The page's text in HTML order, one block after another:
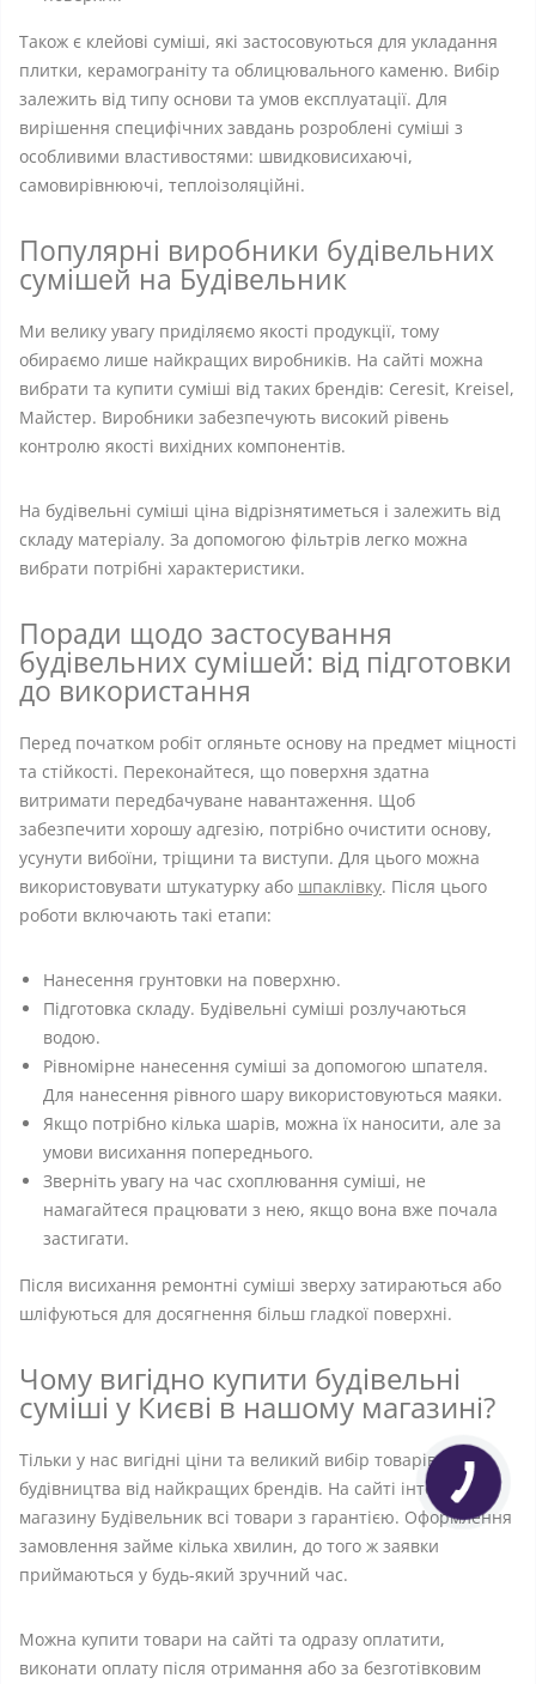
Також є клейові суміші, які застосовуються для укладання
плитки, керамограніту та облицювального каменю. Вибір
залежить від типу основи та умов експлуатації. Для
вирішення специфічних завдань розроблені суміші з
особливими властивостями: швидковисихаючі,
самовирівнюючі, теплоізоляційні.
Популярні виробники будівельних
сумішей на Будівельник
Ми велику увагу приділяємо якості продукції, тому
обираємо лише найкращих виробників. На сайті можна
вибрати та купити суміші від таких брендів: Ceresit, Kreisel,
Майстер. Виробники забезпечують високий рівень
контролю якості вихідних компонентів.
На будівельні суміші ціна відрізнятиметься і залежить від
складу матеріалу. За допомогою фільтрів легко можна
вибрати потрібні характеристики.
Поради щодо застосування
будівельних сумішей: від підготовки
до використання
Перед початком робіт огляньте основу на предмет міцності
та стійкості. Переконайтеся, що поверхня здатна
витримати передбачуване навантаження. Щоб
забезпечити хорошу адгезію, потрібно очистити основу,
усунути вибоїни, тріщини та виступи. Для цього можна
використовувати штукатурку або шпаклівку. Після цього
роботи включають такі етапи:
Нанесення грунтовки на поверхню.
Підготовка складу. Будівельні суміші розлучаються
водою.
Рівномірне нанесення суміші за допомогою шпателя.
Для нанесення рівного шару використовуються маяки.
Якщо потрібно кілька шарів, можна їх наносити, але за
умови висихання попереднього.
Зверніть увагу на час схоплювання суміші, не
намагайтеся працювати з нею, якщо вона вже почала
застигати.
Після висихання ремонтні суміші зверху затираються або
шліфуються для досягнення більш гладкої поверхні.
Чому вигідно купити будівельні
суміші у Києві в нашому магазині?
Тільки у нас вигідні ціни та великий вибір товарів для
будівництва від найкращих брендів. На сайті інтернет –
магазину Будівельник всі товари з гарантією. Оформлення
замовлення займе кілька хвилин, до того ж заявки
приймаються у будь-який зручний час.
Можна купити товари на сайті та одразу оплатити,
виконати оплату після отримання або за безготівковим